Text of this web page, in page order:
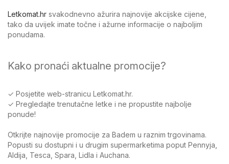
Letkomat.hr svakodnevno ažurira najnovije akcijske cijene,
tako da uvijek imate točne i ažurne informacije o najboljim
ponudama.
Kako pronaći aktualne promocije?
✓ Posjetite web-stranicu Letkomat.hr.
✓ Pregledajte trenutačne letke i ne propustite najbolje
ponude!
Otkrijte najnovije promocije za Badem u raznim trgovinama.
Popusti su dostupni i u drugim supermarketima poput Pennyja,
Aldija, Tesca, Spara, Lidla i Auchana.